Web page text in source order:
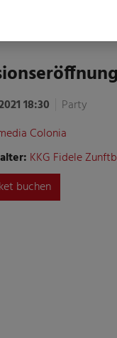
18:30
Party
Colonia
KKG Fidele
buchen